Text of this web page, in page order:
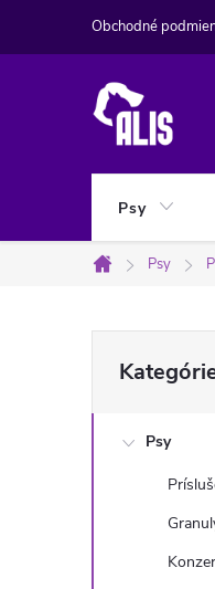
Obchodné
Psy
Domov
Psy
o
kategórie
Psy